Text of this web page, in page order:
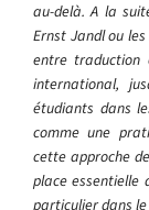
au-delà. A la
Ernst Jandl ou
entre traduction
international,
étudiants dans
comme une
cette approche
place essentielle
particulier dans